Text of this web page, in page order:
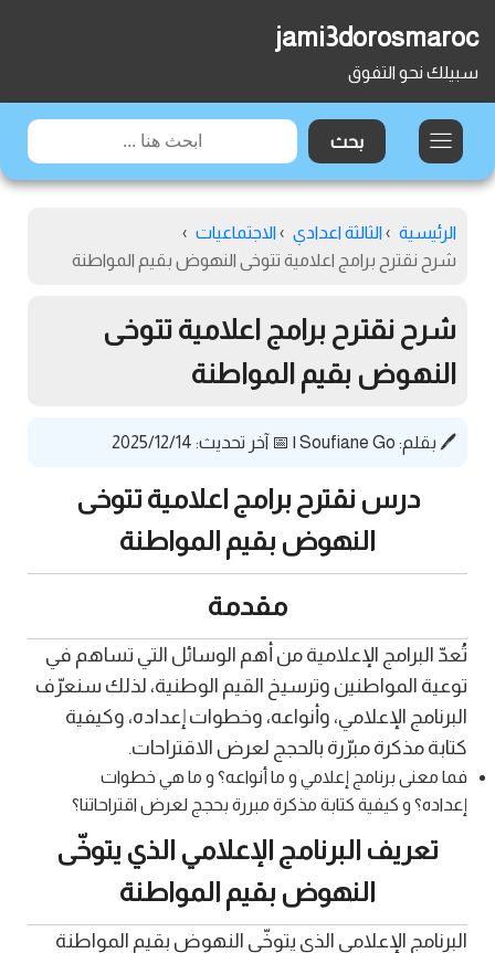
jami3dorosmaroc
سبيلك نحو التفوق
الرئيسية › الثالثة اعدادي › الاجتماعيات ›
شرح نقترح برامج اعلامية تتوخى النهوض بقيم المواطنة
شرح نقترح برامج اعلامية تتوخى
النهوض بقيم المواطنة
🖊️ بقلم: Soufiane Go
| 📅 آخر تحديث: 2025/12/14
درس نقترح برامج اعلامية تتوخى
النهوض بقيم المواطنة
مقدمة
تُعدّ البرامج الإعلامية من أهم الوسائل التي تساهم في
توعية المواطنين وترسيخ القيم الوطنية، لذلك سنعرّف
البرنامج الإعلامي، وأنواعه، وخطوات إعداده، وكيفية
كتابة مذكرة مبرّرة بالحجج لعرض الاقتراحات.
فما معنى برنامج إعلامي و ما أنواعه؟ و ما هي خطوات
إعداده؟ و كيفية كتابة مذكرة مبررة بحجج لعرض اقتراحاتنا؟
تعريف البرنامج الإعلامي الذي يتوخّى
النهوض بقيم المواطنة
البرنامج الإعلامي الذي يتوخّى النهوض بقيم المواطنة